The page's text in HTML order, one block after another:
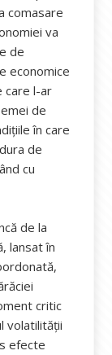
comasare
va
de
economice
care l-ar
de
în care
de
cu
de la
lansat în
critic
volatilității
efecte